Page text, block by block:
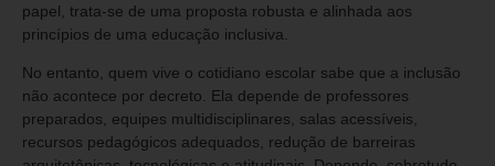
papel, trata-se de uma proposta robusta e alinhada aos
princípios de uma educação inclusiva.
No entanto, quem vive o cotidiano escolar sabe que a inclusão
não acontece por decreto. Ela depende de professores
preparados, equipes multidisciplinares, salas acessíveis,
recursos pedagógicos adequados, redução de barreiras